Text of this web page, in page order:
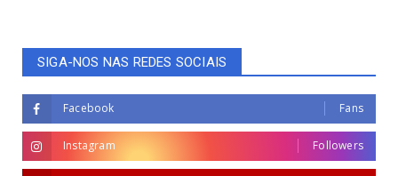
SIGA-NOS NAS REDES SOCIAIS
Facebook Fans
Instagram Followers